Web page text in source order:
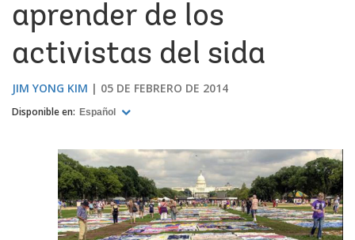
aprender de los
activistas del sida
JIM YONG KIM 05 DE FEBRERO DE 2014
Disponible en: Español